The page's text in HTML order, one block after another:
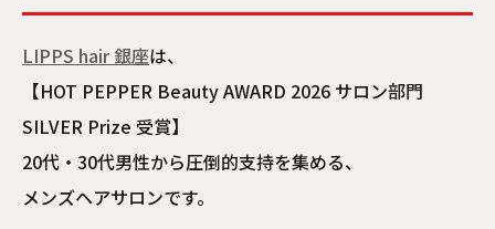
LIPPS hair 銀座は、
【HOT PEPPER Beauty AWARD 2026 サロン部門
SILVER Prize 受賞】
20代・30代男性から圧倒的支持を集める、
メンズヘアサロンです。